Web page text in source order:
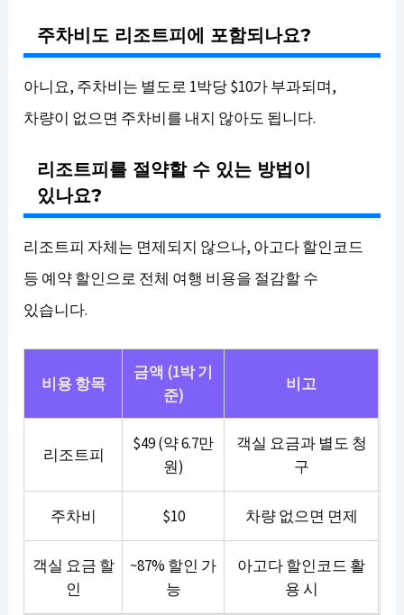
주차비도 리조트피에 포함되나요?
아니요, 주차비는 별도로 1박당 $10가 부과되며,
차량이 없으면 주차비를 내지 않아도 됩니다.
리조트피를 절약할 수 있는 방법이
있나요?
리조트피 자체는 면제되지 않으나, 아고다 할인코드
등 예약 할인으로 전체 여행 비용을 절감할 수
있습니다.
비용 항목
금액 (1박 기
준)
비고
리조트피
$49 (약 6.7만
원)
객실 요금과 별도 청
구
주차비 $10 차량 없으면 면제
객실 요금 할
인
~87% 할인 가
능
아고다 할인코드 활
용 시